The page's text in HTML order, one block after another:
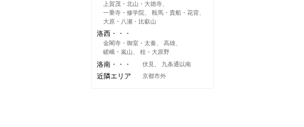
上賀茂・北山・大徳寺
一乗寺・修学院
鞍馬・貴船・花背
大原・八瀬・比叡山
洛西
金閣寺・御室・太秦
高雄
嵯峨・嵐山
桂・大原野
洛南 伏見 九条通以南
近隣エリア 京都市外